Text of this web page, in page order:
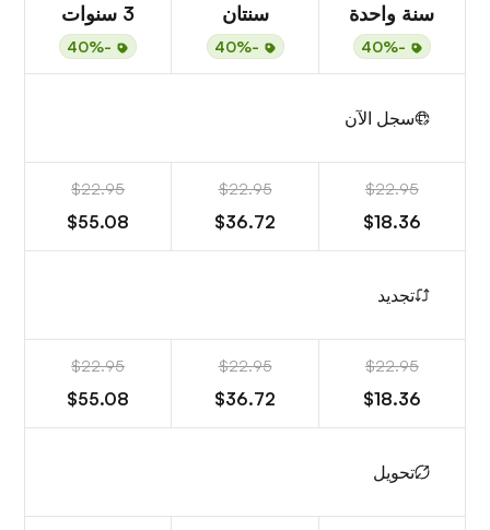
سنة واحدة
-40%
سنتان
-40%
3 سنوات
-40%
سجل الآن
$22.95
$18.36
$22.95
$36.72
$22.95
$55.08
تجديد
$22.95
$18.36
$22.95
$36.72
$22.95
$55.08
تحويل